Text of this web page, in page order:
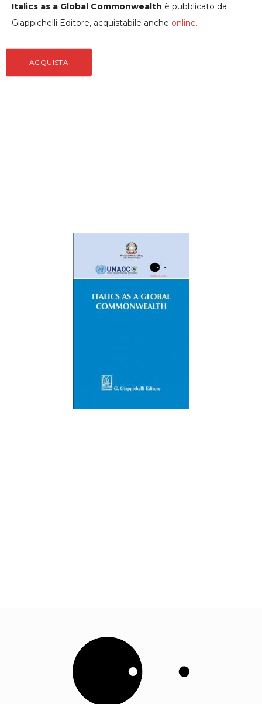
Italics as a Global Commonwealth è pubblicato da
Giappichelli Editore, acquistabile anche online.
ACQUISTA